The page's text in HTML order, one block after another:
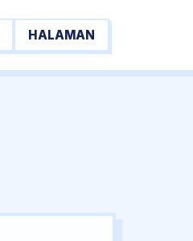
HALAMAN